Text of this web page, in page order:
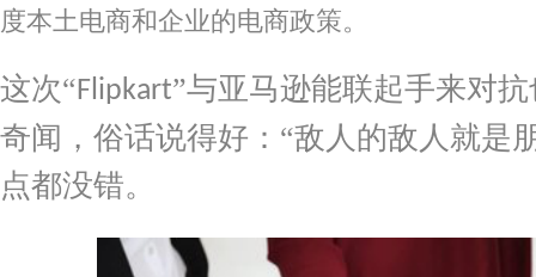
度本土电商和企业的电商政策。
这次“Flipkart”与亚马逊能联起手来对
奇闻，俗话说得好：“敌人的敌人就是
点都没错。